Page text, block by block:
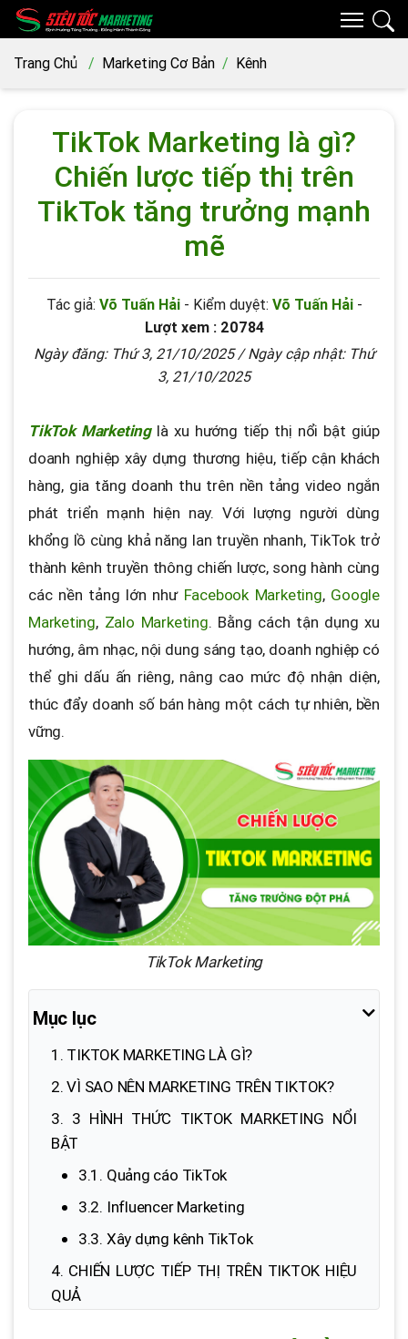
Trang Chủ Marketing Cơ Bản Kênh
TikTok Marketing là gì?
Chiến lược tiếp thị trên
TikTok tăng trưởng mạnh
mẽ
Tác giả: Võ Tuấn Hải- Kiểm duyệt: Võ Tuấn Hải-
Lượt xem : 20784
Ngày đăng: Thứ 3, 21/10/2025/ Ngày cập nhật: Thứ
3, 21/10/2025
TikTok Marketinglà xu hướng tiếp thị nổi bật giúp
doanh nghiệp xây dựng thương hiệu, tiếp cận khách
hàng, gia tăng doanh thu trên nền tảng video ngắn
phát triển mạnh hiện nay. Với lượng người dùng
khổng lồ cùng khả năng lan truyền nhanh, TikTok trở
thành kênh truyền thông chiến lược, song hành cùng
các nền tảng lớn như Facebook Marketing, Google
Marketing, Zalo Marketing. Bằng cách tận dụng xu
hướng, âm nhạc, nội dung sáng tạo, doanh nghiệp có
thể ghi dấu ấn riêng, nâng cao mức độ nhận diện,
thúc đẩy doanh số bán hàng một cách tự nhiên, bền
vững.
TikTok Marketing
Mục lục
1. TIKTOK MARKETING LÀ GÌ?
2. VÌ SAO NÊN MARKETING TRÊN TIKTOK?
3. 3 HÌNH THỨC TIKTOK MARKETING NỔI
BẬT
3.1. Quảng cáo TikTok
3.2. Influencer Marketing
3.3. Xây dựng kênh TikTok
4. CHIẾN LƯỢC TIẾP THỊ TRÊN TIKTOK HIỆU
QUẢ